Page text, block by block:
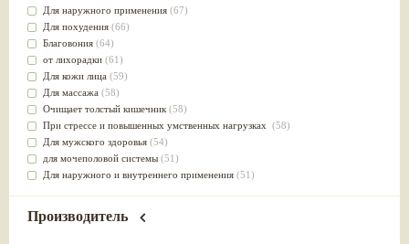
Для наружного применения (67)
Для похудения (66)
Благовония (64)
от лихорадки (61)
Для кожи лица (59)
Для массажа (58)
Очищает толстый кишечник (58)
При стрессе и повышенных умственных нагрузках (58)
Для мужского здоровья (54)
для мочеполовой системы (51)
Для наружного и внутреннего применения (51)
Для стабилизации деятельности ЦНС
Производитель